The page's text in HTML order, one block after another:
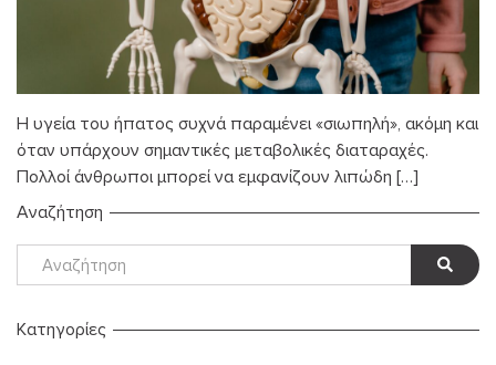
Η υγεία του ήπατος συχνά παραμένει «σιωπηλή», ακόμη και
όταν υπάρχουν σημαντικές μεταβολικές διαταραχές.
Πολλοί άνθρωποι μπορεί να εμφανίζουν λιπώδη […]
Αναζήτηση
Kατηγορίες